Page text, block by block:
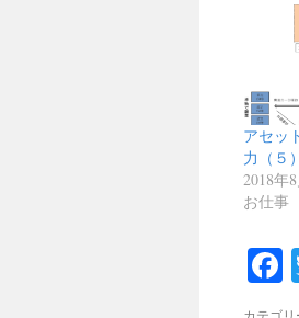
アセッ
力（５）
2018年
お仕事